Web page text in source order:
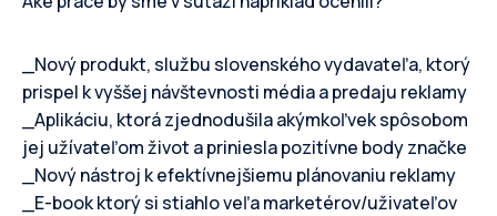
_Nový produkt, službu slovenského vydavateľa, ktorý
prispel k vyššej návštevnosti média a predaju reklamy
_Aplikáciu, ktorá zjednodušila akýmkoľvek spôsobom
jej užívateľom život a priniesla pozitívne body značke
_Nový nástroj k efektívnejšiemu plánovaniu reklamy
_E-book ktorý si stiahlo veľa marketérov/uživateľov